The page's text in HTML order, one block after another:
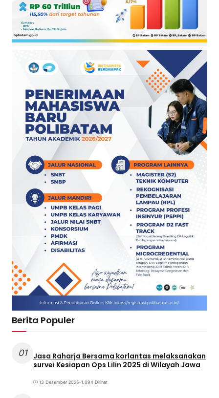
Berita Populer
01
Jasa Raharja Bersama korlantas melaksanakan
survei Kesiapan Ops Lilin 2025 di Wilayah Jawa
13 Desember 2025•1.094 Dilihat